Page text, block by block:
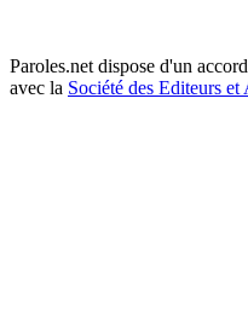
Paroles.net dispose d'un
avec la Société des Editeurs